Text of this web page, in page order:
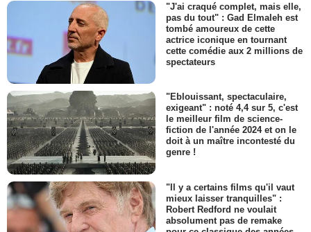
"J'ai craqué complet, mais elle,
pas du tout" : Gad Elmaleh est
tombé amoureux de cette
actrice iconique en tournant
cette comédie aux 2 millions de
spectateurs
"Eblouissant, spectaculaire,
exigeant" : noté 4,4 sur 5, c'est
le meilleur film de science-
fiction de l'année 2024 et on le
doit à un maître incontesté du
genre !
"Il y a certains films qu'il vaut
mieux laisser tranquilles" :
Robert Redford ne voulait
absolument pas de remake